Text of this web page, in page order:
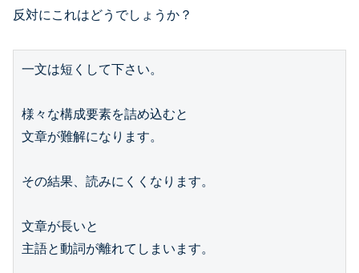
反対にこれはどうでしょうか？
一文は短くして下さい。
様々な構成要素を詰め込むと
文章が難解になります。
その結果、読みにくくなります。
文章が長いと
主語と動詞が離れてしまいます。